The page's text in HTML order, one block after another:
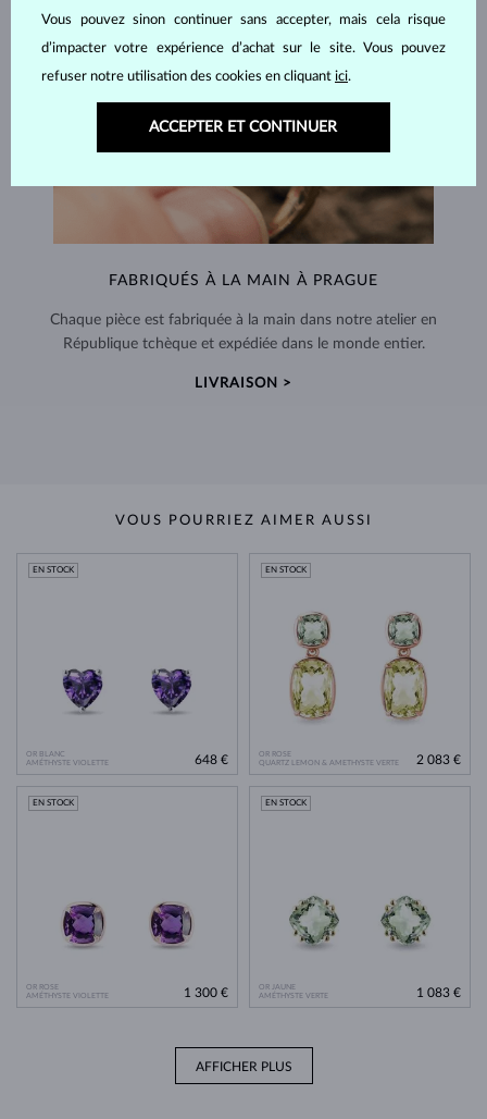
FABRIQUÉS À LA MAIN À PRAGUE
Chaque pièce est fabriquée à la main dans notre atelier en
République tchèque et expédiée dans le monde entier.
LIVRAISON >
VOUS POURRIEZ AIMER AUSSI
OR BLANC
AMÉTHYSTE VIOLETTE
EN STOCK
648 €
OR ROSE
QUARTZ LEMON & AMETHYSTE VERTE
EN STOCK
2 083 €
OR ROSE
AMÉTHYSTE VIOLETTE
EN STOCK
1 300 €
OR JAUNE
AMÉTHYSTE VERTE
EN STOCK
1 083 €
AFFICHER PLUS
Vous pouvez sinon continuer sans accepter, mais cela risque
d’impacter votre expérience d’achat sur le site. Vous pouvez
refuser notre utilisation des cookies en cliquant ici.
ACCEPTER ET CONTINUER